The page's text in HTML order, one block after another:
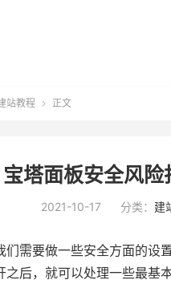
站教程  正文
宝塔面板安全风
2021-10-17 分类： 建
们需要做一些安全方面的设
后，就可以处理一些最基